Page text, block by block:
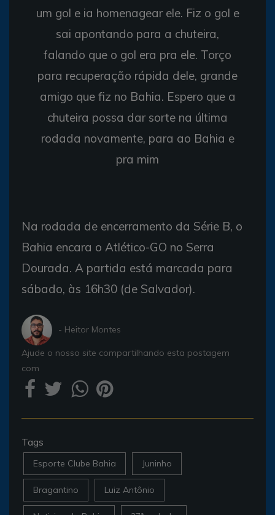
um gol e ia homenagear ele. Fiz o gol e
sai apontando para a chuteira,
falando que o gol era pra ele. Torço
para recuperação rápida dele, grande
amigo que fiz no Bahia. Espero que a
chuteira possa dar sorte na última
rodada novamente, para ao Bahia e
pra mim
Na rodada de encerramento da Série B, o
Bahia encara o Atlético-GO no Serra
Dourada. A partida está marcada para
sábado, às 16h30 (de Salvador).
- Heitor Montes
Ajude o nosso site compartilhando esta postagem
com
Tags
Esporte Clube Bahia Juninho
Bragantino Luiz Antônio